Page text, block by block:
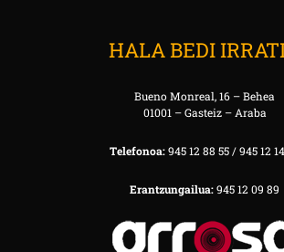
HALA BEDI
Bueno Monreal, 16 – Behea
01001 – Gasteiz – Araba
Telefonoa:945 12 88 55 / 945 12
Erantzungailua:945 12 09 89